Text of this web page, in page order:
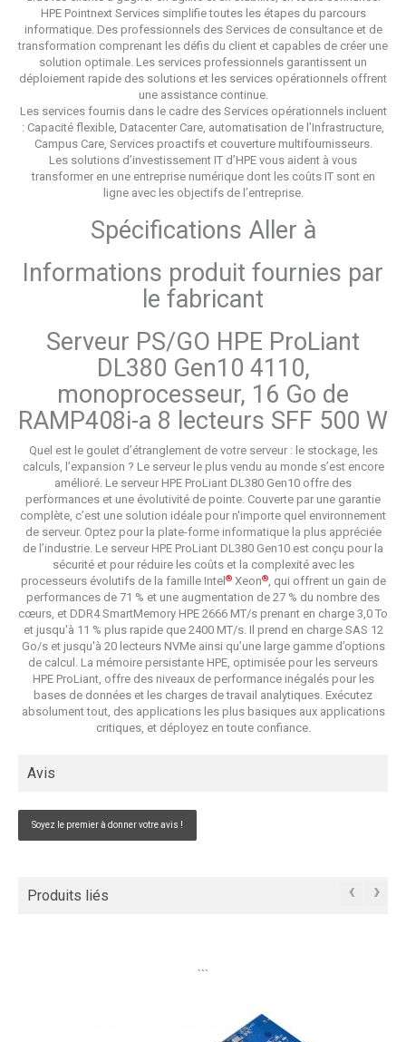
HPE Pointnext Services simplifie toutes les étapes du parcours
informatique. Des professionnels des Services de consultance et de
transformation comprenant les défis du client et capables de créer une
solution optimale. Les services professionnels garantissent un
déploiement rapide des solutions et les services opérationnels offrent
une assistance continue.
Les services fournis dans le cadre des Services opérationnels incluent
: Capacité flexible, Datacenter Care, automatisation de l’Infrastructure,
Campus Care, Services proactifs et couverture multifournisseurs.
Les solutions d’investissement IT d’HPE vous aident à vous
transformer en une entreprise numérique dont les coûts IT sont en
ligne avec les objectifs de l’entreprise.
Spécifications Aller à
Informations produit fournies par
le fabricant
Serveur PS/GO HPE ProLiant
DL380 Gen10 4110,
monoprocesseur, 16 Go de
RAMP408i-a 8 lecteurs SFF 500 W
Quel est le goulet d’étranglement de votre serveur : le stockage, les
calculs, l’expansion ? Le serveur le plus vendu au monde s’est encore
amélioré. Le serveur HPE ProLiant DL380 Gen10 offre des
performances et une évolutivité de pointe. Couverte par une garantie
complète, c’est une solution idéale pour n'importe quel environnement
de serveur. Optez pour la plate-forme informatique la plus appréciée
de l’industrie. Le serveur HPE ProLiant DL380 Gen10 est conçu pour la
sécurité et pour réduire les coûts et la complexité avec les
processeurs évolutifs de la famille Intel ®Xeon®, qui offrent un gain de
performances de 71 % et une augmentation de 27 % du nombre des
cœurs, et DDR4 SmartMemory HPE 2666 MT/s prenant en charge 3,0 To
et jusqu'à 11 % plus rapide que 2400 MT/s. Il prend en charge SAS 12
Go/s et jusqu'à 20 lecteurs NVMe ainsi qu’une large gamme d’options
de calcul. La mémoire persistante HPE, optimisée pour les serveurs
HPE ProLiant, offre des niveaux de performance inégalés pour les
bases de données et les charges de travail analytiques. Exécutez
absolument tout, des applications les plus basiques aux applications
critiques, et déployez en toute confiance.
Avis
Soyez le premier à donner votre avis !
Produits liés ‹ ›
```